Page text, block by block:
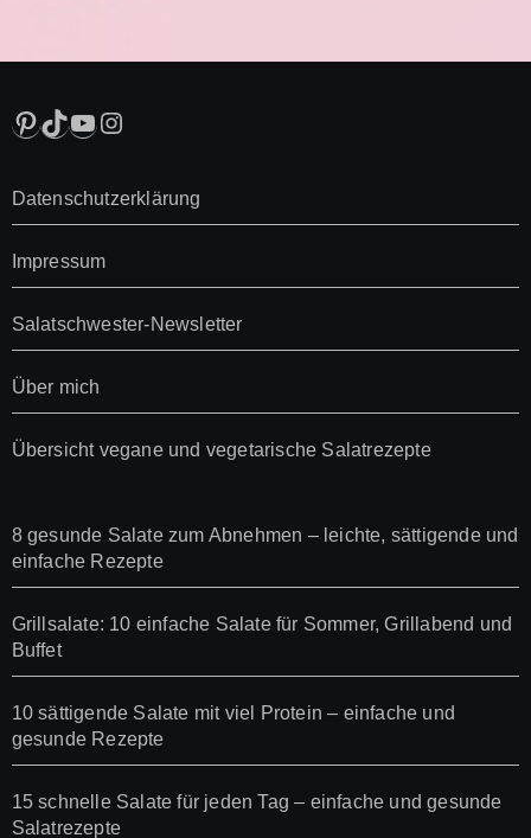
Pinterest
TikTok
YouTube
Instagram
Datenschutzerklärung
Impressum
Salatschwester-Newsletter
Über mich
Übersicht vegane und vegetarische Salatrezepte
8 gesunde Salate zum Abnehmen – leichte, sättigende und
einfache Rezepte
Grillsalate: 10 einfache Salate für Sommer, Grillabend und
Buffet
10 sättigende Salate mit viel Protein – einfache und
gesunde Rezepte
15 schnelle Salate für jeden Tag – einfache und gesunde
Salatrezepte